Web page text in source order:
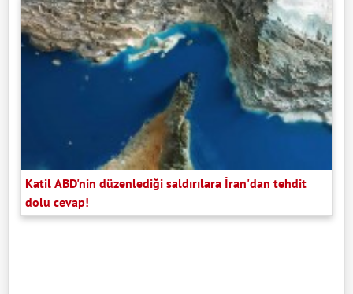
Katil ABD'nin düzenlediği saldırılara İran'dan tehdit
dolu cevap!